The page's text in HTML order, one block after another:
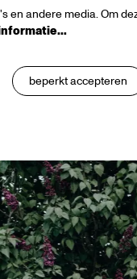
en andere media. Om
beperkt accepteren